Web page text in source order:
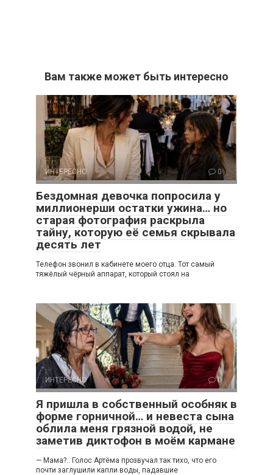
Вам также может быть интересно
ИНТЕРЕСНО 0
Бездомная девочка попросила у
миллионерши остатки ужина… но
старая фотография раскрыла
тайну, которую её семья скрывала
десять лет
Телефон звонил в кабинете моего отца. Тот самый
тяжёлый чёрный аппарат, который стоял на
ИНТЕРЕСНО 0
Я пришла в собственный особняк в
форме горничной… и невеста сына
облила меня грязной водой, не
заметив диктофон в моём кармане
— Мама?.. Голос Артёма прозвучал так тихо, что его
почти заглушили капли воды, падавшие